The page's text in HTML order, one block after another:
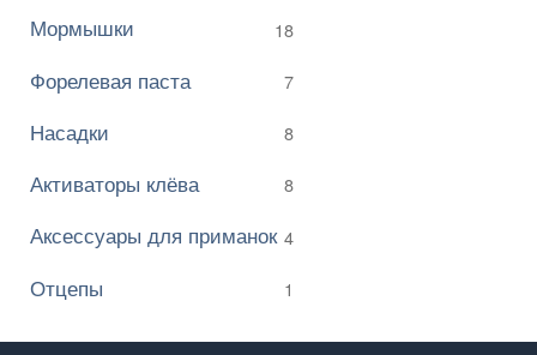
Мормышки 18
Форелевая паста 7
Насадки 8
Активаторы клёва 8
Аксессуары для приманок 4
Отцепы 1